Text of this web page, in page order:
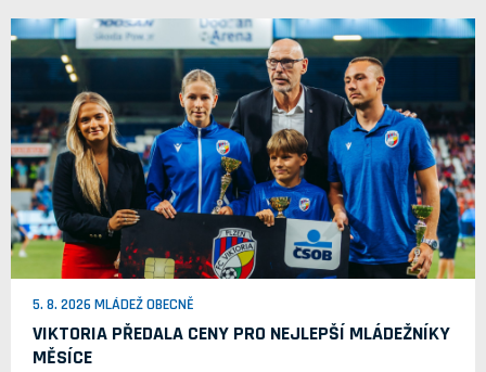
5. 8. 2026 MLÁDEŽ OBECNĚ
VIKTORIA PŘEDALA CENY PRO NEJLEPŠÍ MLÁDEŽNÍKY
MĚSÍCE